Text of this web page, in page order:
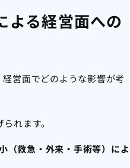
よる経営面への
営面でどのような影響が考
れます。
（救急・外来・手術等）によ